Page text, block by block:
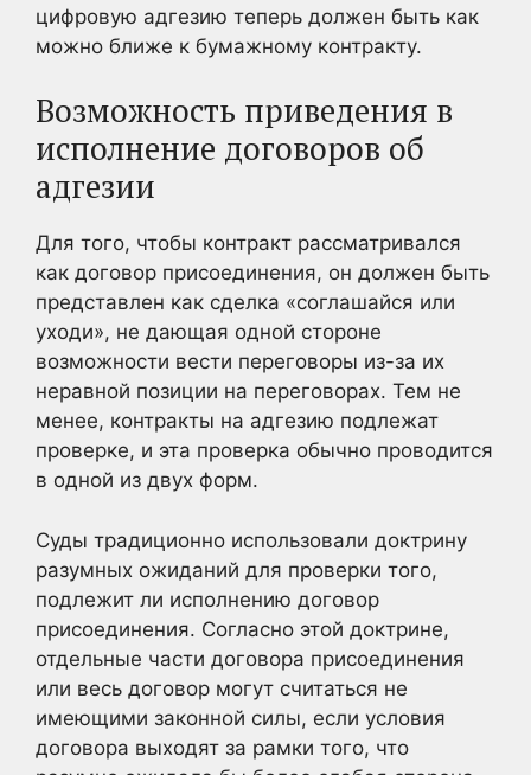
цифровую адгезию теперь должен быть как
можно ближе к бумажному контракту.
Возможность приведения в
исполнение договоров об
адгезии
Для того, чтобы контракт рассматривался
как договор присоединения, он должен быть
представлен как сделка «соглашайся или
уходи», не дающая одной стороне
возможности вести переговоры из-за их
неравной позиции на переговорах. Тем не
менее, контракты на адгезию подлежат
проверке, и эта проверка обычно проводится
в одной из двух форм.
Суды традиционно использовали доктрину
разумных ожиданий для проверки того,
подлежит ли исполнению договор
присоединения. Согласно этой доктрине,
отдельные части договора присоединения
или весь договор могут считаться не
имеющими законной силы, если условия
договора выходят за рамки того, что